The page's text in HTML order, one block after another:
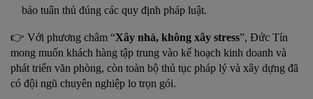
bảo tuân thủ đúng các quy định pháp luật.
👉 Với phương châm “Xây nhà, không xây stress”, Đức Tín
mong muốn khách hàng tập trung vào kế hoạch kinh doanh và
phát triển văn phòng, còn toàn bộ thủ tục pháp lý và xây dựng đã
có đội ngũ chuyên nghiệp lo trọn gói.